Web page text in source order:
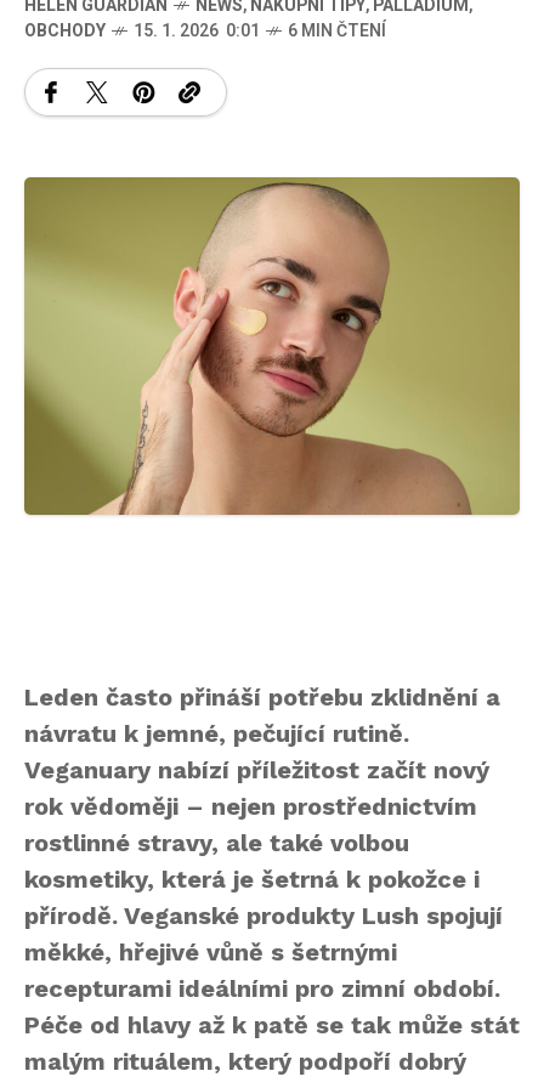
HELEN GUARDIAN NEWS,NÁKUPNÍ TIPY,PALLADIUM,
OBCHODY
15. 1. 2026 0:01 6 MIN ČTENÍ
Leden často přináší potřebu zklidnění a
návratu k jemné, pečující rutině.
Veganuary nabízí příležitost začít nový
rok vědoměji – nejen prostřednictvím
rostlinné stravy, ale také volbou
kosmetiky, která je šetrná k pokožce i
přírodě. Veganské produkty Lush spojují
měkké, hřejivé vůně s šetrnými
recepturami ideálními pro zimní období.
Péče od hlavy až k patě se tak může stát
malým rituálem, který podpoří dobrý